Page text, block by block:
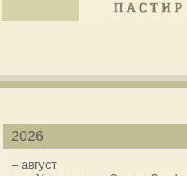
2026
–август